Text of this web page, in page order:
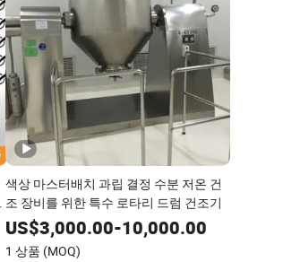
색상 마스터배치 과립 결정 수분 저온 건
조 장비를 위한 특수 로타리 드럼 건조기
US$3,000.00-10,000.00
1 상품 (MOQ)